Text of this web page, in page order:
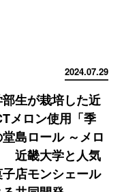
2024.07.29
生が栽培した近
メロン使用「季
島ロール ～メロ
近畿大学と人気
店モンシェール